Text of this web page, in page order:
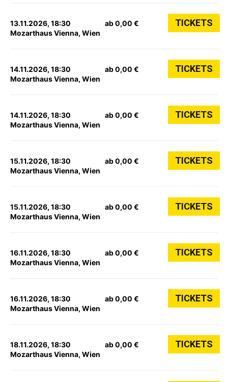
13.11.2026, 18:30
Mozarthaus Vienna, Wien
ab 0,00 € TICKETS
14.11.2026, 18:30
Mozarthaus Vienna, Wien
ab 0,00 € TICKETS
14.11.2026, 18:30
Mozarthaus Vienna, Wien
ab 0,00 € TICKETS
15.11.2026, 18:30
Mozarthaus Vienna, Wien
ab 0,00 € TICKETS
15.11.2026, 18:30
Mozarthaus Vienna, Wien
ab 0,00 € TICKETS
16.11.2026, 18:30
Mozarthaus Vienna, Wien
ab 0,00 € TICKETS
16.11.2026, 18:30
Mozarthaus Vienna, Wien
ab 0,00 € TICKETS
18.11.2026, 18:30
Mozarthaus Vienna, Wien
ab 0,00 € TICKETS